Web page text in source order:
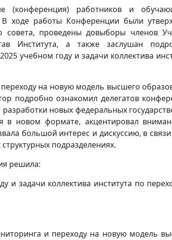
(конференция) работников и
В ходе работы Конференции были
совета, проведены довыборы членов
Института, а также заслушан
учебном году и задачи коллектива
на новую модель высшего
подробно ознакомил делегатов
новых федеральных
в новом формате, акцентировал
большой интерес и дискуссию, в
подразделениях.
решила:
и задачи коллектива института по
и переходу на новую модель